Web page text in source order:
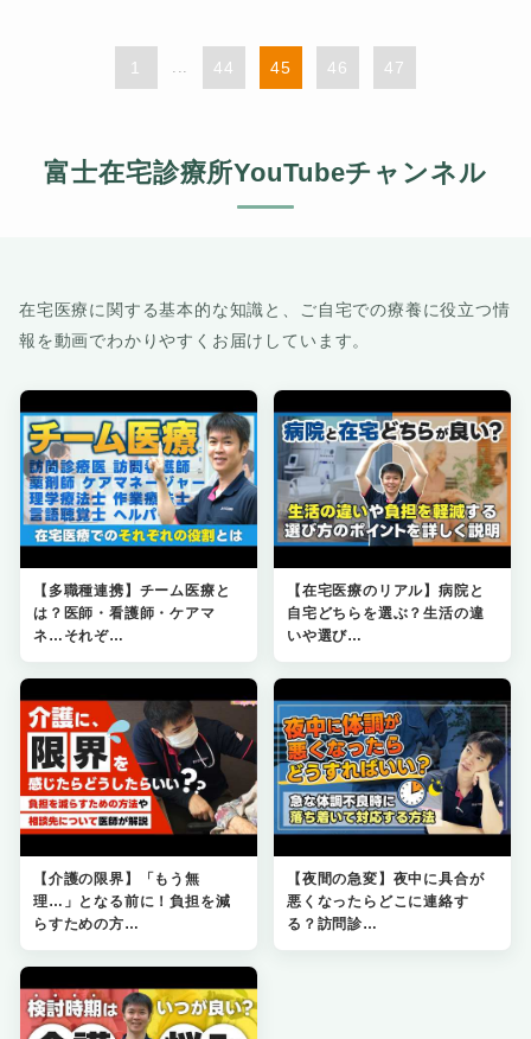
1 44 45 46 47
富士在宅診療所YouTubeチャンネル
在宅医療に関する基本的な知識と、ご自宅での療養に役立つ情
報を動画でわかりやすくお届けしています。
【多職種連携】チーム医療と
は？医師・看護師・ケアマ
ネ…それぞ…
【在宅医療のリアル】病院と
自宅どちらを選ぶ？生活の違
いや選び…
【介護の限界】「もう無
理…」となる前に！負担を減
らすための方…
【夜間の急変】夜中に具合が
悪くなったらどこに連絡す
る？訪問診…